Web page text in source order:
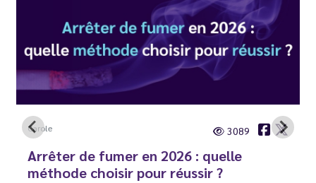
Carole 3089
Arrêter de fumer en 2026 : quelle
méthode choisir pour réussir ?